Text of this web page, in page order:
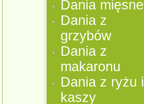
Dania mięsne
Dania z
grzybów
Dania z
makaronu
Dania z ryżu i
kaszy